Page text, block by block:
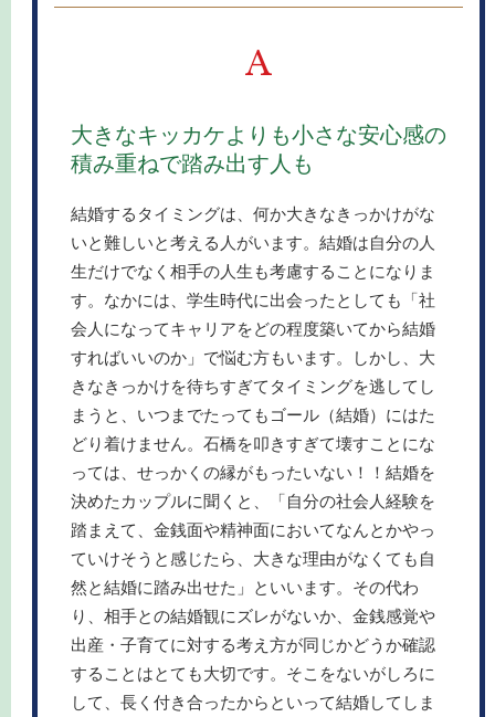
A
大きなキッカケよりも小さな安心感の
積み重ねで踏み出す人も
結婚するタイミングは、何か大きなきっかけがな
いと難しいと考える人がいます。結婚は自分の人
生だけでなく相手の人生も考慮することになりま
す。なかには、学生時代に出会ったとしても「社
会人になってキャリアをどの程度築いてから結婚
すればいいのか」で悩む方もいます。しかし、大
きなきっかけを待ちすぎてタイミングを逃してし
まうと、いつまでたってもゴール（結婚）にはた
どり着けません。石橋を叩きすぎて壊すことにな
っては、せっかくの縁がもったいない！！結婚を
決めたカップルに聞くと、「自分の社会人経験を
踏まえて、金銭面や精神面においてなんとかやっ
ていけそうと感じたら、大きな理由がなくても自
然と結婚に踏み出せた」といいます。その代わ
り、相手との結婚観にズレがないか、金銭感覚や
出産・子育てに対する考え方が同じかどうか確認
することはとても大切です。そこをないがしろに
して、長く付き合ったからといって結婚してしま